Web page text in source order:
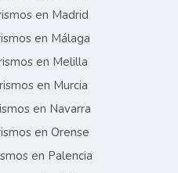
en Madrid
en Málaga
en Melilla
en Murcia
en Navarra
en Orense
en Palencia